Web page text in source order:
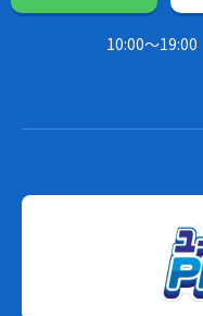
10:00～19:00